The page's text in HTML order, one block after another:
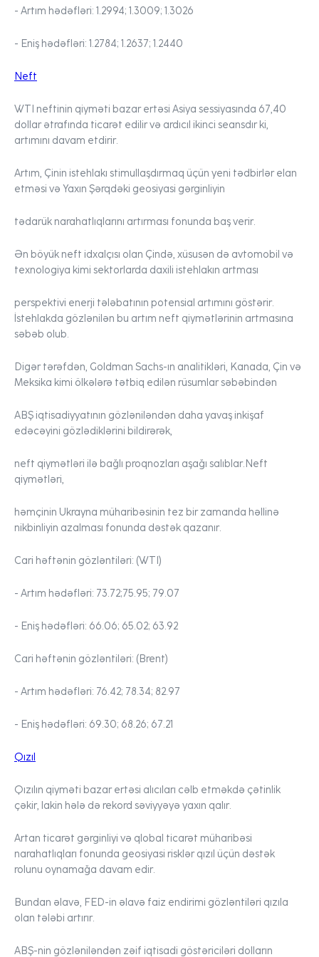
- Artım hədəfləri: 1.2994; 1.3009; 1.3026
- Eniş hədəfləri: 1.2784; 1.2637; 1.2440
Neft
WTI neftinin qiyməti bazar ertəsi Asiya sessiyasında 67,40
dollar ətrafında ticarət edilir və ardıcıl ikinci seansdır ki,
artımını davam etdirir.
Artım, Çinin istehlakı stimullaşdırmaq üçün yeni tədbirlər elan
etməsi və Yaxın Şərqdəki geosiyasi gərginliyin
tədarük narahatlıqlarını artırması fonunda baş verir.
Ən böyük neft idxalçısı olan Çində, xüsusən də avtomobil və
texnologiya kimi sektorlarda daxili istehlakın artması
perspektivi enerji tələbatının potensial artımını göstərir.
İstehlakda gözlənilən bu artım neft qiymətlərinin artmasına
səbəb olub.
Digər tərəfdən, Goldman Sachs-ın analitikləri, Kanada, Çin və
Meksika kimi ölkələrə tətbiq edilən rüsumlar səbəbindən
ABŞ iqtisadiyyatının gözləniləndən daha yavaş inkişaf
edəcəyini gözlədiklərini bildirərək,
neft qiymətləri ilə bağlı proqnozları aşağı salıblar.Neft
qiymətləri,
həmçinin Ukrayna müharibəsinin tez bir zamanda həllinə
nikbinliyin azalması fonunda dəstək qazanır.
Cari həftənin gözləntiləri: (WTI)
- Artım hədəfləri: 73.72;75.95; 79.07
- Eniş hədəfləri: 66.06; 65.02; 63.92
Cari həftənin gözləntiləri: (Brent)
- Artım hədəfləri: 76.42; 78.34; 82.97
- Eniş hədəfləri: 69.30; 68.26; 67.21
Qızıl
Qızılın qiyməti bazar ertəsi alıcıları cəlb etməkdə çətinlik
çəkir, lakin hələ də rekord səviyyəyə yaxın qalır.
Artan ticarət gərginliyi və qlobal ticarət müharibəsi
narahatlıqları fonunda geosiyasi risklər qızıl üçün dəstək
rolunu oynamağa davam edir.
Bundan əlavə, FED-in əlavə faiz endirimi gözləntiləri qızıla
olan tələbi artırır.
ABŞ-nin gözləniləndən zəif iqtisadi göstəriciləri dolların